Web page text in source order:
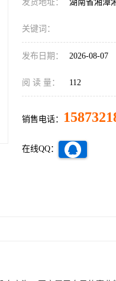
发货地址： 湖南省湘潭
关键词：
发布日期： 2026-08-07
阅 读 量： 112
销售电话：
在线QQ：